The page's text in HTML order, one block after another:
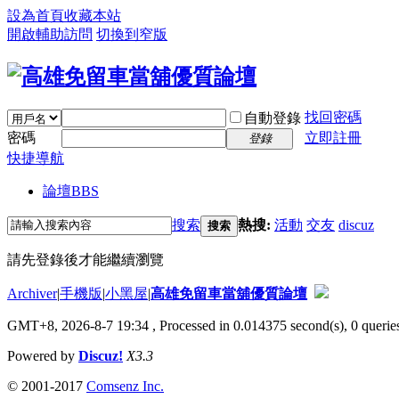
設為首頁收藏本站
開啟輔助訪問 切換到窄版
自動登錄 找回密碼
密碼
登錄
立即註冊
快捷導航
論壇BBS
搜索 搜索 熱搜: 活動 交友 discuz
請先登錄後才能繼續瀏覽
Archiver|手機版|小黑屋|高雄免留車當舖優質論壇
GMT+8, 2026-8-7 19:34 , Processed in 0.014375 second(s), 0
Powered by Discuz! X3.3
© 2001-2017 Comsenz Inc.